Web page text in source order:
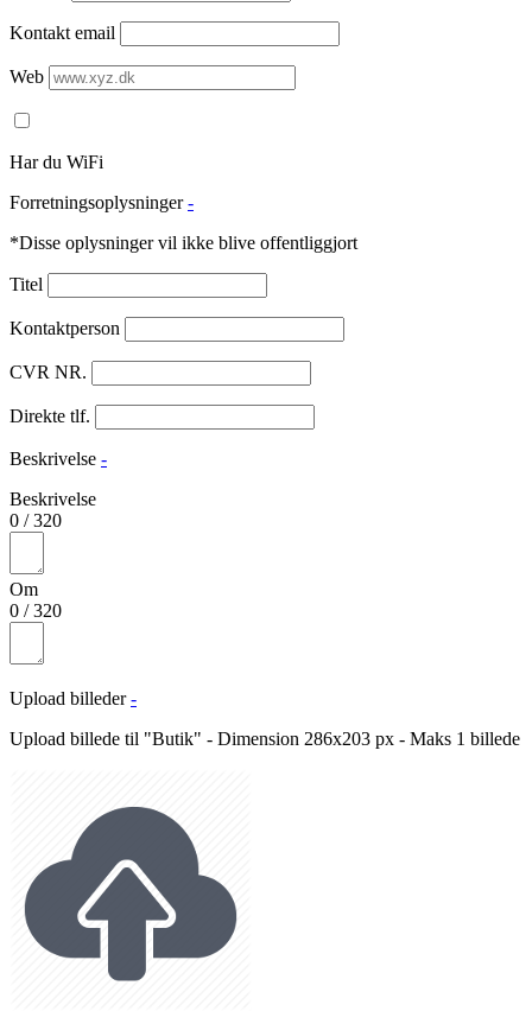
Kontakt email
Web
Har du WiFi
Forretningsoplysninger -
*Disse oplysninger vil ikke blive offentliggjort
Titel
Kontaktperson
CVR NR.
Direkte tlf.
Beskrivelse -
Beskrivelse
0 /320
Om
0 /320
Upload billeder -
Upload billede til "Butik" - Dimension 286x203 px - Maks 1 billede